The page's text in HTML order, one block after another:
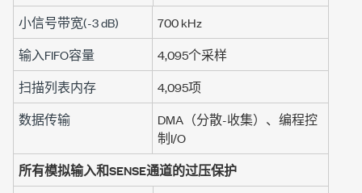
小信号带宽(-3 dB)
700 kHz
输入FIFO容量
4,095个采样
扫描列表内存
4,095项
数据传输
DMA（分散-收集）、编程控
制I/O
所有模拟输入和SENSE通道的过压保护